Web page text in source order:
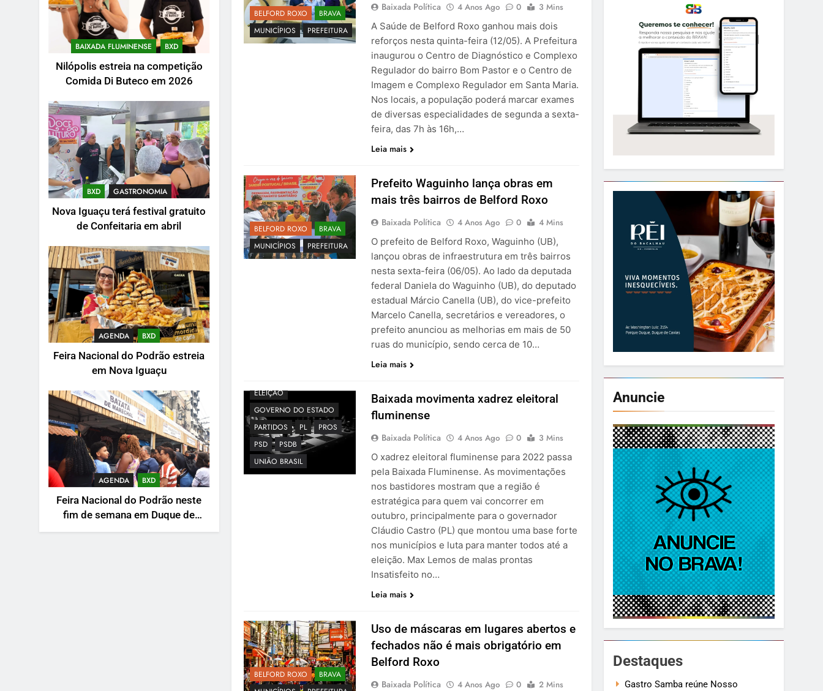
BAIXADA FLUMINENSE BXD
Nilópolis estreia na competição
Comida Di Buteco em 2026
BXD GASTRONOMIA
Nova Iguaçu terá festival gratuito
de Confeitaria em abril
AGENDA BXD
Feira Nacional do Podrão estreia
em Nova Iguaçu
AGENDA BXD
Feira Nacional do Podrão neste
fim de semana em Duque de
Caxias
BELFORD ROXO
BRAVA
MUNICÍPIOS
PREFEITURA
Baixada Política 4 Anos Ago 0
3 Mins
A Saúde de Belford Roxo ganhou mais dois
reforços nesta quinta-feira (12/05). A Prefeitura
inaugurou o Centro de Diagnóstico e Complexo
Regulador do bairro Bom Pastor e o Centro de
Imagem e Complexo Regulador em Santa Maria.
Nos locais, a população poderá marcar exames
de diversas especialidades de segunda a sexta-
feira, das 7h às 16h,…
Leia mais
BELFORD ROXO
BRAVA
MUNICÍPIOS
PREFEITURA
Prefeito Waguinho lança obras em
mais três bairros de Belford Roxo
Baixada Política 4 Anos Ago 0
4 Mins
O prefeito de Belford Roxo, Waguinho (UB),
lançou obras de infraestrutura em três bairros
nesta sexta-feira (06/05). Ao lado da deputada
federal Daniela do Waguinho (UB), do deputado
estadual Márcio Canella (UB), do vice-prefeito
Marcelo Canella, secretários e vereadores, o
prefeito anunciou as melhorias em mais de 50
ruas do município, sendo cerca de 10…
Leia mais
ELEIÇÃO
GOVERNO DO ESTADO
PARTIDOS
PL
PROS
PSD
PSDB
UNIÃO BRASIL
Baixada movimenta xadrez eleitoral
fluminense
Baixada Política 4 Anos Ago 0
3 Mins
O xadrez eleitoral fluminense para 2022 passa
pela Baixada Fluminense. As movimentações
nos bastidores mostram que a região é
estratégica para quem vai concorrer em
outubro, principalmente para o governador
Cláudio Castro (PL) que montou uma base forte
nos municípios e luta para manter todos até a
eleição. Max Lemos de malas prontas
Insatisfeito no…
Leia mais
BELFORD ROXO
BRAVA
Uso de máscaras em lugares abertos e
fechados não é mais obrigatório em
Belford Roxo
Baixada Política 4 Anos Ago 0
2 Mins
Anuncie
Destaques
Gastro Samba reúne Nosso